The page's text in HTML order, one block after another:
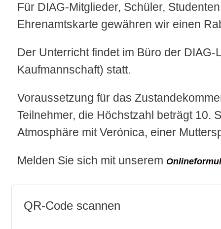
Für DIAG-Mitglieder, Schüler,
Ehrenamtskarte gewähren wir einen
Der Unterricht findet im Büro der
Kaufmannschaft) statt.
Voraussetzung für das
Teilnehmer, die Höchstzahl beträgt 10.
Atmosphäre mit Verónica, einer
Melden Sie sich mit unserem
QR-Code scannen